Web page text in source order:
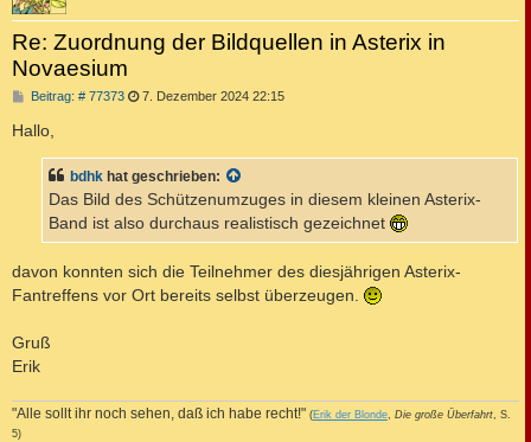
Re: Zuordnung der Bildquellen in Asterix in
Novaesium
Beitrag: # 77373B
r
a
7. Dezember 2024 22:15
Hallo,
bdhk hat geschrieben:
Das Bild des Schützenumzuges in diesem kleinen Asterix-
Band ist also durchaus realistisch gezeichnet
davon konnten sich die Teilnehmer des diesjährigen Asterix-
Fantreffens vor Ort bereits selbst überzeugen.
Gruß
Erik
"Alle sollt ihr noch sehen, daß ich habe recht!" (Erik der Blonde, Die große Überfahrt, S.
5)